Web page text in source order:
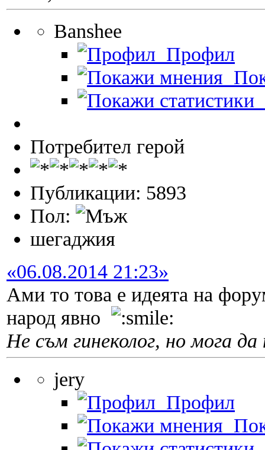
Banshee
Профил
Потребител герой
Публикации: 5893
Пол:
шегаджия
«06.08.2014 21:23»
Ами то това е идеята на
народ явно
Не съм гинеколог, но мога да
jery
Профил